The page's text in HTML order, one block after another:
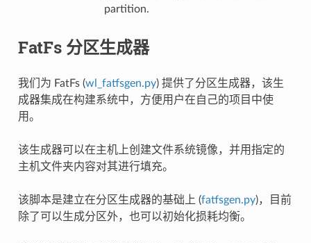
partition.
FatFs 分区生成器
我们为 FatFs (wl_fatfsgen.py) 提供了分区生成器，该生
成器集成在构建系统中，方便用户在自己的项目中使
用。
该生成器可以在主机上创建文件系统镜像，并用指定的
主机文件夹内容对其进行填充。
该脚本是建立在分区生成器的基础上 (fatfsgen.py)，目前
除了可以生成分区外，也可以初始化损耗均衡。